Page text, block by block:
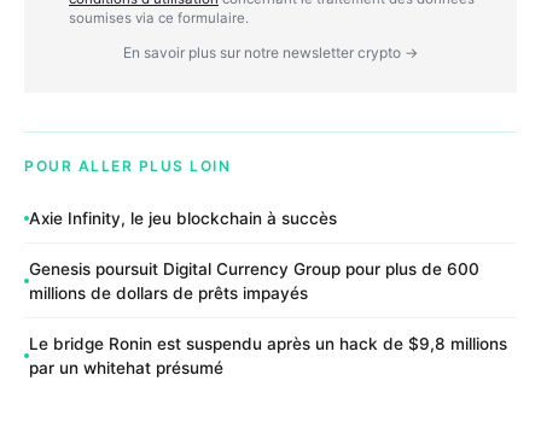
soumises via ce formulaire.
En savoir plus sur notre newsletter crypto →
POUR ALLER PLUS LOIN
Axie Infinity, le jeu blockchain à succès
Genesis poursuit Digital Currency Group pour plus de 600
millions de dollars de prêts impayés
Le bridge Ronin est suspendu après un hack de $9,8 millions
par un whitehat présumé